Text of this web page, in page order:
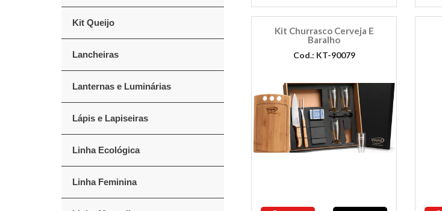
Kit Queijo
Lancheiras
Lanternas e Luminárias
Lápis e Lapiseiras
Linha Ecológica
Linha Feminina
Kit Churrasco Cerveja E
Baralho
Cod.: KT-90079